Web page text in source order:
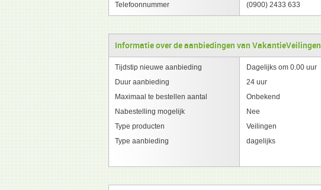
Telefoonnummer
(0900) 2433 633
Informatie over de aanbiedingen van VakantieVeilingen
Tijdstip nieuwe aanbieding
Dagelijks om 0.00 uur
Duur aanbieding
24 uur
Maximaal te bestellen aantal
Onbekend
Nabestelling mogelijk
Nee
Type producten
Veilingen
Type aanbieding
dagelijks